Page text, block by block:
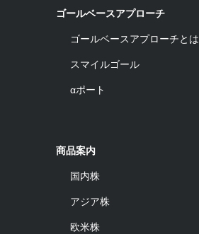
ゴールベースアプローチ
ゴールベースアプローチとは
スマイルゴール
αポート
商品案内
国内株
アジア株
欧米株